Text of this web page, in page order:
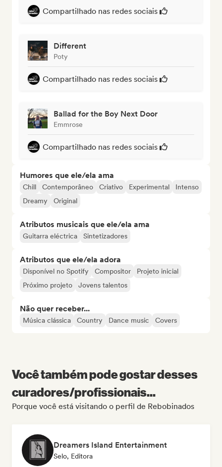
Compartilhado nas redes sociais
Different
Poty
Compartilhado nas redes sociais
Ballad for the Boy Next Door
Emmrose
Compartilhado nas redes sociais
Humores que ele/ela ama
Chill Contemporâneo Criativo Experimental
Intenso
Dreamy
Original
Atributos musicais que ele/ela ama
Guitarra eléctrica Sintetizadores
Atributos que ele/ela adora
Disponível no Spotify Compositor
Projeto inicial
Próximo projeto
Jovens talentos
Não quer receber...
Música clássica Country Dance music Covers
Você também pode gostar desses
curadores/profissionais...
Porque você está visitando o perfil de Rebobinados
Dreamers Island Entertainment
Selo, Editora